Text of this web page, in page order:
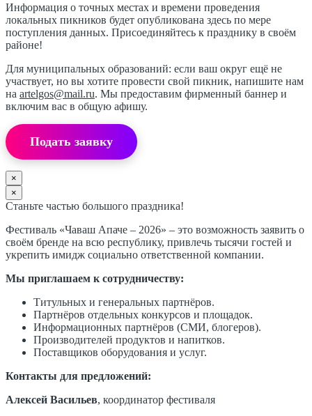
Информация о точных местах и времени проведения
локальных пикников будет опубликована здесь по мере
поступления данных. Присоединяйтесь к празднику в своём
районе!
Для муниципальных образований: если ваш округ ещё не
участвует, но вы хотите провести свой пикник, напишите нам
на artelgos@mail.ru. Мы предоставим фирменный баннер и
включим вас в общую афишу.
Подать заявку
×
×
Станьте частью большого праздника!
Фестиваль «Чаваш Апаче – 2026» – это возможность заявить о
своём бренде на всю республику, привлечь тысячи гостей и
укрепить имидж социально ответственной компании.
Мы приглашаем к сотрудничеству:
Титульных и генеральных партнёров.
Партнёров отдельных конкурсов и площадок.
Информационных партнёров (СМИ, блогеров).
Производителей продуктов и напитков.
Поставщиков оборудования и услуг.
Контакты для предложений:
Алексей Васильев, координатор фестиваля